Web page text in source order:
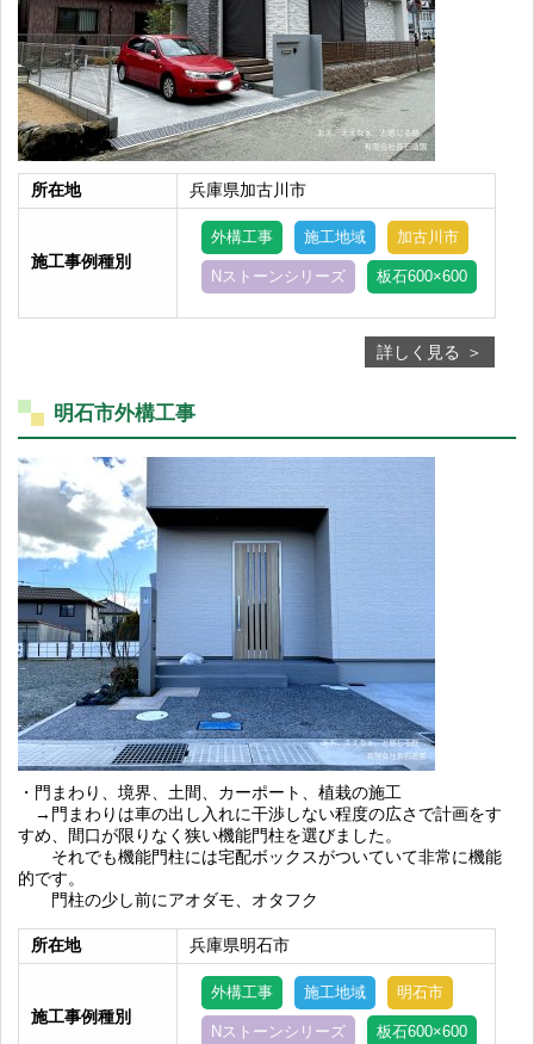
所在地 兵庫県加古川市
施工事例種別
外構工事 施工地域 加古川市
Nストーンシリーズ 板石600×600
詳しく見る
明石市外構工事
・門まわり、境界、土間、カーポート、植栽の施工
→門まわりは車の出し入れに干渉しない程度の広さで計画をす
すめ、間口が限りなく狭い機能門柱を選びました。
それでも機能門柱には宅配ボックスがついていて非常に機能
的です。
門柱の少し前にアオダモ、オタフク
所在地 兵庫県明石市
施工事例種別
外構工事 施工地域 明石市
Nストーンシリーズ 板石600×600